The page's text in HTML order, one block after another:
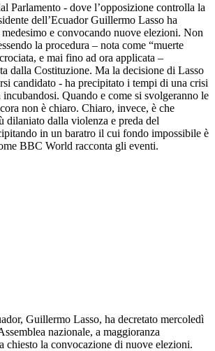
Parlamento - dove l’opposizione controlla la
dell’Ecuador Guillermo Lasso ha
e convocando nuove elezioni. Non
la procedura – nota come “muerte
e mai fino ad ora applicata –
dalla Costituzione. Ma la decisione di Lasso
candidato - ha precipitato i tempi di una crisi
incubandosi. Quando e come si svolgeranno le
non è chiaro. Chiaro, invece, è che
dilaniato dalla violenza e preda del
in un baratro il cui fondo impossibile è
BBC World racconta gli eventi.
Guillermo Lasso, ha decretato mercoledì
nazionale, a maggioranza
chiesto la convocazione di nuove elezioni.